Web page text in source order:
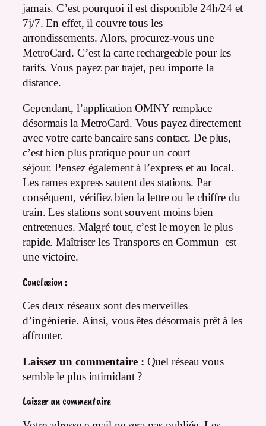
jamais. C’est pourquoi il est disponible 24h/24 et
7j/7. En effet, il couvre tous les
arrondissements. Alors, procurez-vous une
MetroCard. C’est la carte rechargeable pour les
tarifs. Vous payez par trajet, peu importe la
distance.
Cependant, l’application OMNY remplace
désormais la MetroCard. Vous payez directement
avec votre carte bancaire sans contact. De plus,
c’est bien plus pratique pour un court
séjour. Pensez également à l’express et au local.
Les rames express sautent des stations. Par
conséquent, vérifiez bien la lettre ou le chiffre du
train. Les stations sont souvent moins bien
entretenues. Malgré tout, c’est le moyen le plus
rapide. Maîtriser les Transports en Commun est
une victoire.
Conclusion :
Ces deux réseaux sont des merveilles
d’ingénierie. Ainsi, vous êtes désormais prêt à les
affronter.
Laissez un commentaire : Quel réseau vous
semble le plus intimidant ?
Laisser un commentaire